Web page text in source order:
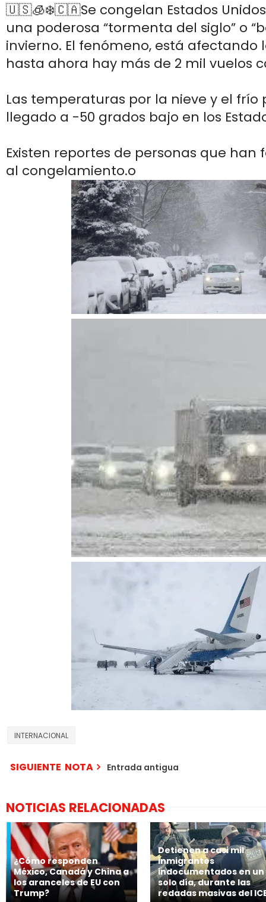
🇺🇸🧊❄️🇨🇦Se congelan Estados
una poderosa “tormenta del siglo” o
invierno. El fenómeno, está afectando
hasta ahora hay más de 2 mil vuelos
Las temperaturas por la nieve y el frío
llegado a -50 grados bajo en los
Existen reportes de personas que han
al congelamiento.o
INTERNACIONAL
SIGUIENTE NOTA Entrada antigua
NOTICIAS RELACIONADAS
¿Cómo responden
México, Canadá y China a
los aranceles de EU con
Trump?
Detienen a casi mil
inmigrantes
indocumentados en un
solo día, durante las
redadas masivas del